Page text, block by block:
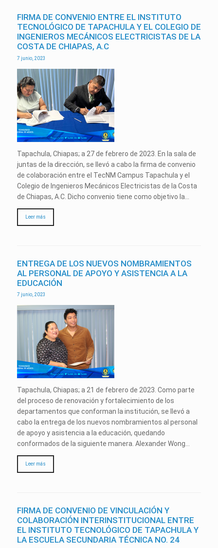
FIRMA DE CONVENIO ENTRE EL INSTITUTO
TECNOLÓGICO DE TAPACHULA Y EL COLEGIO DE
INGENIEROS MECÁNICOS ELECTRICISTAS DE LA
COSTA DE CHIAPAS, A.C
7 junio, 2023
Tapachula, Chiapas; a 27 de febrero de 2023. En la sala de
juntas de la dirección, se llevó a cabo la firma de convenio
de colaboración entre el TecNM Campus Tapachula y el
Colegio de Ingenieros Mecánicos Electricistas de la Costa
de Chiapas, A.C. Dicho convenio tiene como objetivo la…
Leer más
ENTREGA DE LOS NUEVOS NOMBRAMIENTOS
AL PERSONAL DE APOYO Y ASISTENCIA A LA
EDUCACIÓN
7 junio, 2023
Tapachula, Chiapas; a 21 de febrero de 2023. Como parte
del proceso de renovación y fortalecimiento de los
departamentos que conforman la institución, se llevó a
cabo la entrega de los nuevos nombramientos al personal
de apoyo y asistencia a la educación, quedando
conformados de la siguiente manera. Alexander Wong…
Leer más
FIRMA DE CONVENIO DE VINCULACIÓN Y
COLABORACIÓN INTERINSTITUCIONAL ENTRE
EL INSTITUTO TECNOLÓGICO DE TAPACHULA Y
LA ESCUELA SECUNDARIA TÉCNICA NO. 24